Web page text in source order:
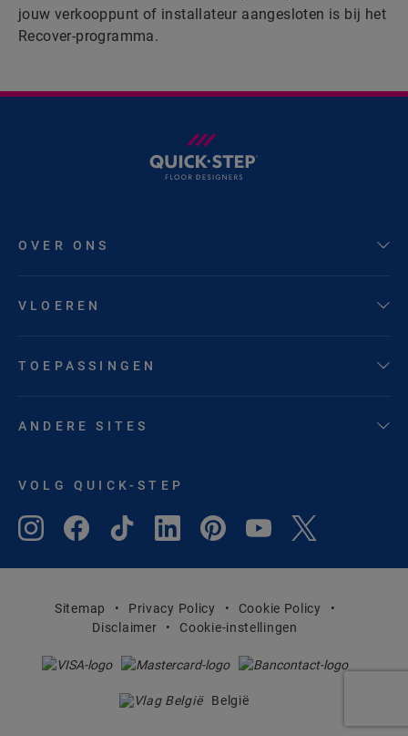
jouw verkooppunt of installateur aangesloten is bij het
Recover-programma.
OVER ONS
VLOEREN
TOEPASSINGEN
ANDERE SITES
VOLG QUICK-STEP
Sitemap Privacy Policy
Cookie Policy
Disclaimer
Cookie-instellingen
België